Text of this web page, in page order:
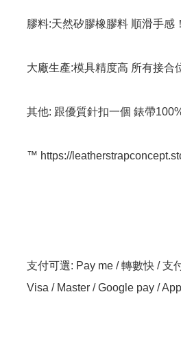
膠料:天然矽膠橡膠料 順滑手感！
大廠生產:模具精度高 所有接合
其他: 跟優質針扣一個 錶帶
™️ https://
支付可選: Pay me / 轉數快 / 支
Visa / Master / Google pay /